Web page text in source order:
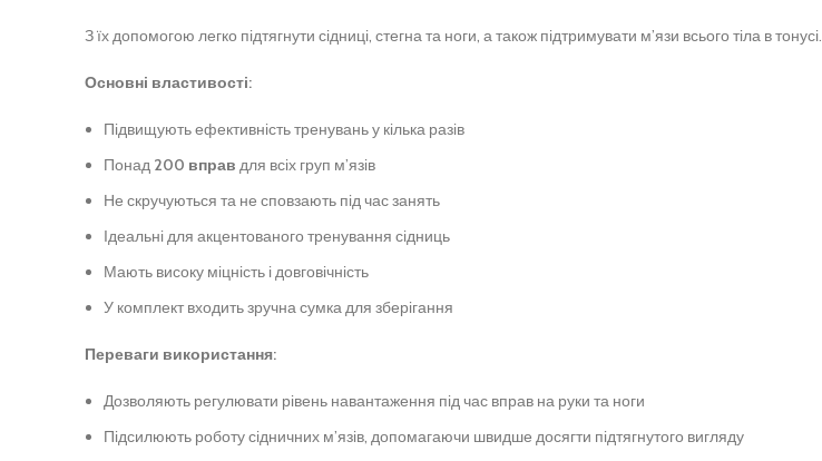
З їх допомогою легко підтягнути сідниці, стегна та ноги, а також підтримувати м’язи всього тіла в тонусі.
Основні властивості:
Підвищують ефективність тренувань у кілька разів
Понад 200 вправ для всіх груп м’язів
Не скручуються та не сповзають під час занять
Ідеальні для акцентованого тренування сідниць
Мають високу міцність і довговічність
У комплект входить зручна сумка для зберігання
Переваги використання:
Дозволяють регулювати рівень навантаження під час вправ на руки та ноги
Підсилюють роботу сідничних м’язів, допомагаючи швидше досягти підтягнутого вигляду